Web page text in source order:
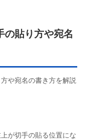
の貼り方や宛名
や宛名の書き方を解説
が切手の貼る位置にな